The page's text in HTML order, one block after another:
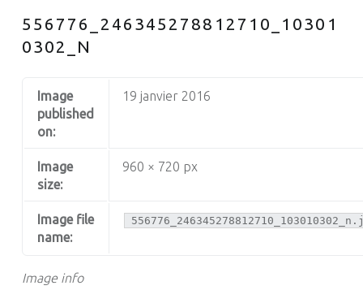
556776_246345278812710_10301
0302_N
Image info
Image
published
on:
19 janvier 2016
Image
size:
960 × 720 px
Image file
name: